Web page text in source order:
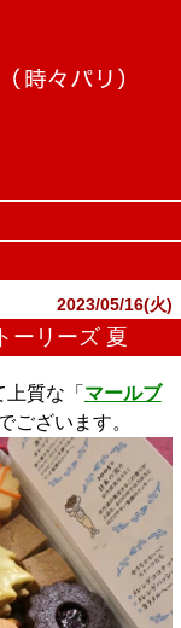
2023/05/16(火)
ーリーズ 夏
質な「 マールブ
ございます。